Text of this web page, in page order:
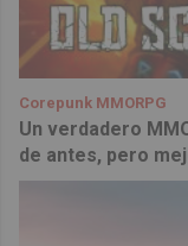
Corepunk MMORPG
Un verdadero
de antes, pero